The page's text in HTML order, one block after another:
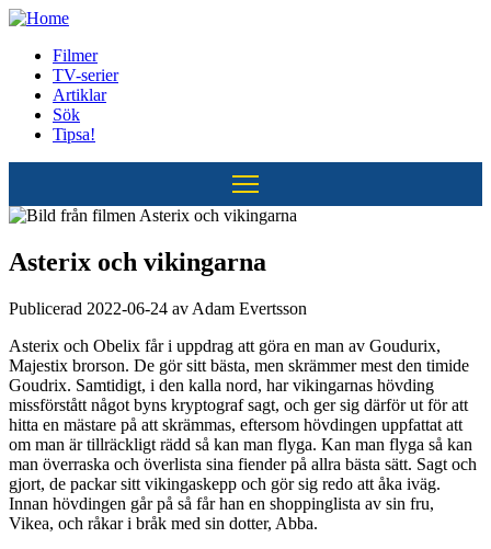
Hoppa
huvudinnehåll
Huvudmeny
Filmer
TV-serier
Artiklar
Sök
Tipsa!
Asterix och vikingarna
Publicerad 2022-06-24 av Adam Evertsson
Asterix och Obelix får i uppdrag att göra en man av Goudurix,
Majestix brorson. De gör sitt bästa, men skrämmer mest den timide
Goudrix. Samtidigt, i den kalla nord, har vikingarnas hövding
missförstått något byns kryptograf sagt, och ger sig därför ut för att
hitta en mästare på att skrämmas, eftersom hövdingen uppfattat att
om man är tillräckligt rädd så kan man flyga. Kan man flyga så kan
man överraska och överlista sina fiender på allra bästa sätt. Sagt och
gjort, de packar sitt vikingaskepp och gör sig redo att åka iväg.
Innan hövdingen går på så får han en shoppinglista av sin fru,
Vikea, och råkar i bråk med sin dotter, Abba.